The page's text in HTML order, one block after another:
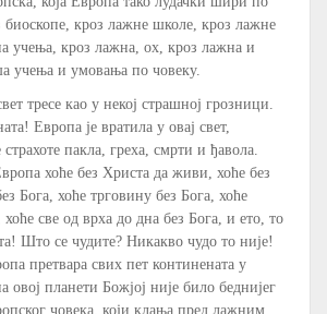
биоскопе, кроз лажне школе, кроз лажне
учења, кроз лажна, ох, кроз лажна и
учења и умовања по човеку.
тресе као у некој страшној грозници.
Европа је вратила у овај свет,
пакла, греха, смрти и ђавола.
хоће без Христа да живи, хоће без
Бога, хоће трговину без Бога, хоће
хоће све од врха до дна без Бога, и ето, то
Што се чудите? Никакво чудо то није!
претвара свих пет континената у
овој планети Божјој није било беднијег
човека, који клања пред лажним